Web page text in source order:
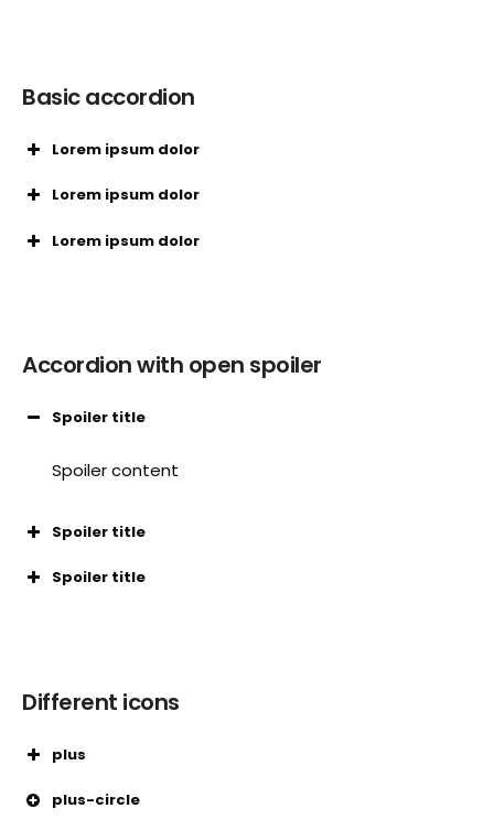
Basic accordion
Lorem ipsum dolor
Lorem ipsum dolor
Lorem ipsum dolor
Accordion with open spoiler
Spoiler title
Spoiler content
Spoiler title
Spoiler title
Different icons
plus
plus-circle